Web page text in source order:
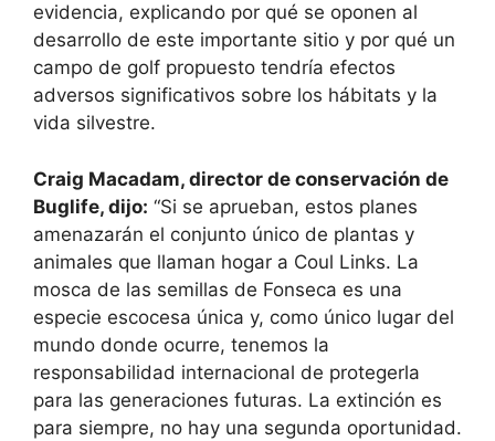
evidencia, explicando por qué se oponen al
desarrollo de este importante sitio y por qué un
campo de golf propuesto tendría efectos
adversos significativos sobre los hábitats y la
vida silvestre.
Craig Macadam, director de conservación de
Buglife, dijo: “Si se aprueban, estos planes
amenazarán el conjunto único de plantas y
animales que llaman hogar a Coul Links. La
mosca de las semillas de Fonseca es una
especie escocesa única y, como único lugar del
mundo donde ocurre, tenemos la
responsabilidad internacional de protegerla
para las generaciones futuras. La extinción es
para siempre, no hay una segunda oportunidad.